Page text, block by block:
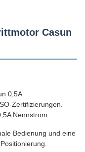
Casun
0,5A
Zertifizierungen.
Nennstrom.
Bedienung und eine